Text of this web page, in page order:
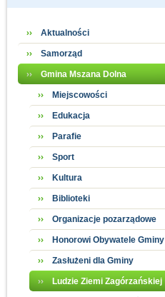
Aktualności
Samorząd
Gmina Mszana Dolna
Miejscowości
Edukacja
Parafie
Sport
Kultura
Biblioteki
Organizacje pozarządowe
Honorowi Obywatele Gminy
Zasłużeni dla Gminy
Ludzie Ziemi Zagórzańskiej